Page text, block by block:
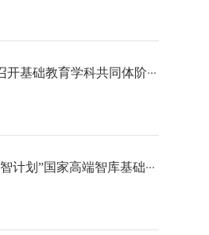
教育学科共同体阶段性工作推进会议
国家高端智库基础教育课题申报启动